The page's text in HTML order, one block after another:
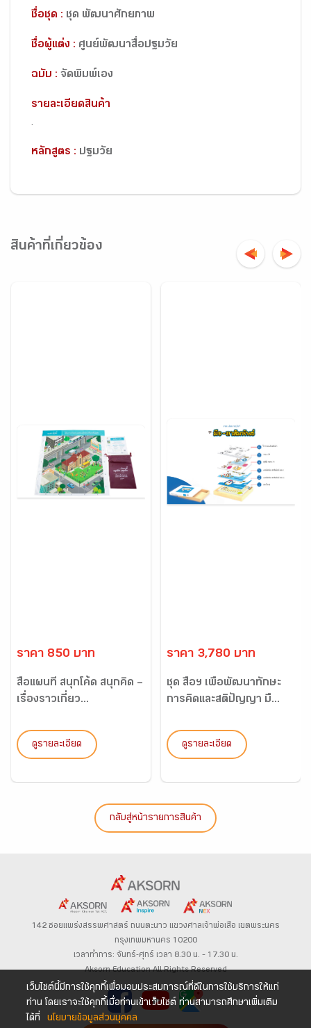
ชื่อชุด : ชุด พัฒนาศักยภาพ
ชื่อผู้แต่ง : ศูนย์พัฒนาสื่อปฐมวัย
ฉบับ : จัดพิมพ์เอง
รายละเอียดสินค้า
.
หลักสูตร : ปฐมวัย
สินค้าที่เกี่ยวข้อง
ราคา 850 บาท
สื่อแผนที่ สนุกโค้ด สนุกคิด –
เรื่องราวเกี่ยว...
ดูรายละเอียด
ราคา 3,780 บาท
ชุด สื่อฯ เพื่อพัฒนาทักษะ
การคิดและสติปัญญา มื...
ดูรายละเอียด
กลับสู่หน้ารายการสินค้า
142 ซอยแพร่งสรรพศาสตร์ ถนนตะนาว แขวงศาลเจ้าพ่อเสือ เขตพระนคร
กรุงเทพมหานคร 10200
เวลาทำการ: จันทร์-ศุกร์ เวลา 8.30 น. – 17.30 น.
Aksorn Education All Rights Reserved
เว็บไซต์นี้มีการใช้คุกกี้เพื่อมอบประสบการณ์ที่ดีในการใช้บริการให้แก่
ท่าน โดยเราจะใช้คุกกี้เมื่อท่านเข้าเว็บไซต์ ท่านสามารถศึกษาเพิ่มเติม
ได้ที่
นโยบายข้อมูลส่วนบุคคล